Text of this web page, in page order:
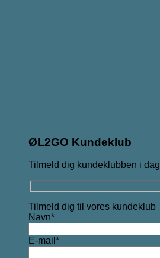
ØL2GO Kundeklub
Tilmeld dig kundeklubben i dag
Tilmeld dig til vores kundeklub
Navn*
E-mail*